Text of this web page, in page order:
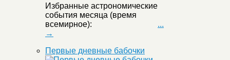
Избранные астрономические
события месяца (время
всемирное): ...
→
Первые дневные бабочки